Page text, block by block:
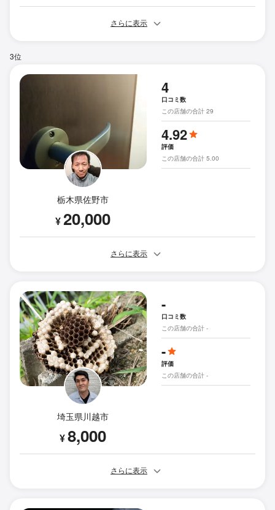
さらに表示
3位
栃木県佐野市
¥20,000
4
口コミ数
この店舗の合計 29
4.92
評価
この店舗の合計 5.00
さらに表示
埼玉県川越市
¥8,000
-
口コミ数
この店舗の合計 -
-
評価
この店舗の合計 -
さらに表示